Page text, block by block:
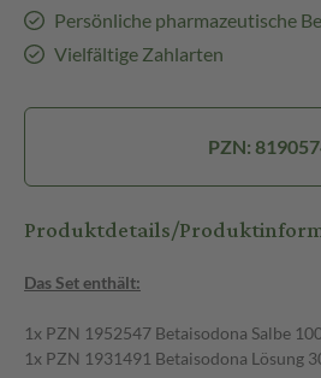
Persönliche pharmazeutische
Vielfältige Zahlarten
PZN:
Produktdetails/
Das Set enthält:
1x PZN 1952547 Betaisodona Salbe
1x PZN 1931491 Betaisodona Lösung